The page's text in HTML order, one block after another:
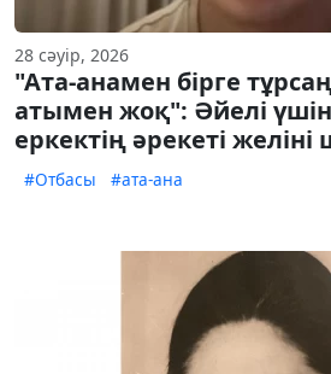
28 сәуір, 2026
"Ата-анамен бірге
атымен жоқ": Әйелі
еркектің әрекеті
#Отбасы #ата-ана